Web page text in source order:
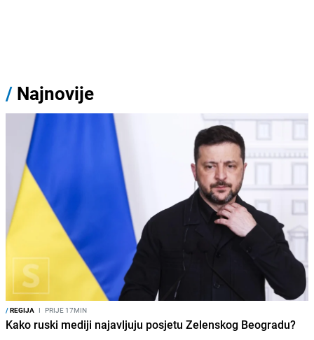
/ Najnovije
/REGIJA I PRIJE 17MIN
Kako ruski mediji najavljuju posjetu Zelenskog Beogradu?